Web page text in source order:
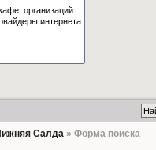
Салда» Форма поиска